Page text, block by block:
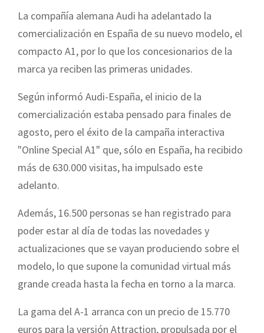
La compañía alemana Audi ha adelantado la
comercialización en España de su nuevo modelo, el
compacto A1, por lo que los concesionarios de la
marca ya reciben las primeras unidades.
Según informó Audi-España, el inicio de la
comercialización estaba pensado para finales de
agosto, pero el éxito de la campaña interactiva
"Online Special A1" que, sólo en España, ha recibido
más de 630.000 visitas, ha impulsado este
adelanto.
Además, 16.500 personas se han registrado para
poder estar al día de todas las novedades y
actualizaciones que se vayan produciendo sobre el
modelo, lo que supone la comunidad virtual más
grande creada hasta la fecha en torno a la marca.
La gama del A-1 arranca con un precio de 15.770
euros para la versión Attraction, propulsada por el